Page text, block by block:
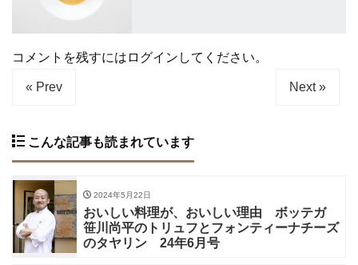
コメントを残すにはログインしてください。
« Prev Next »
こんな記事も読まれています
2024年5月22日
おいしい料理が、おいしい理由 ボッテガ
笹川尚平のトリュフとフォンティーナチーズ
のタヤリン 24年6月号